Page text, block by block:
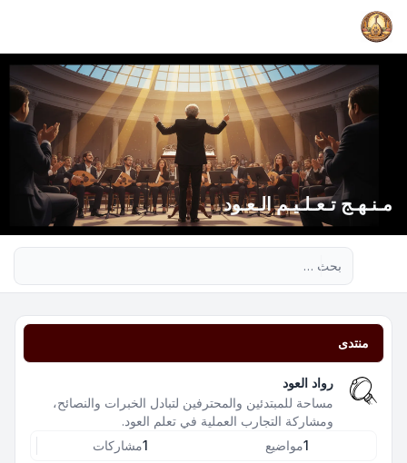
مـنـهـج تـعـلـيـم الـعـود
منتدى
رواد العود
مساحة للمبتدئين والمحترفين لتبادل الخبرات والنصائح،
ومشاركة التجارب العملية في تعلم العود.
1مواضيع 1مشاركات